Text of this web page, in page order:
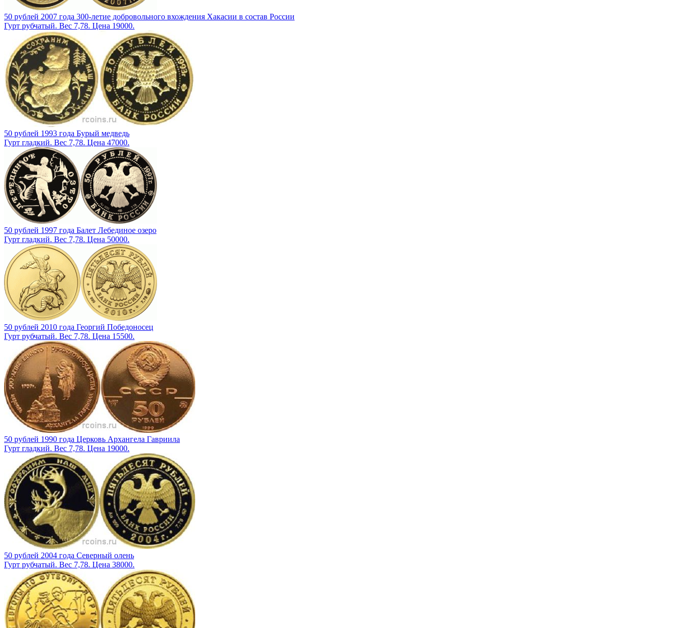
50 рублей 2007 года 300-летие добровольного вхождения Хакасии в состав России
Гурт рубчатый. Вес 7,78. Цена 19000.
50 рублей 1993 года Бурый медведь
Гурт гладкий. Вес 7,78. Цена 47000.
50 рублей 1997 года Балет Лебединое озеро
Гурт гладкий. Вес 7,78. Цена 50000.
50 рублей 2010 года Георгий Победоносец
Гурт рубчатый. Вес 7,78. Цена 15500.
50 рублей 1990 года Церковь Архангела Гавриила
Гурт гладкий. Вес 7,78. Цена 19000.
50 рублей 2004 года Северный олень
Гурт рубчатый. Вес 7,78. Цена 38000.